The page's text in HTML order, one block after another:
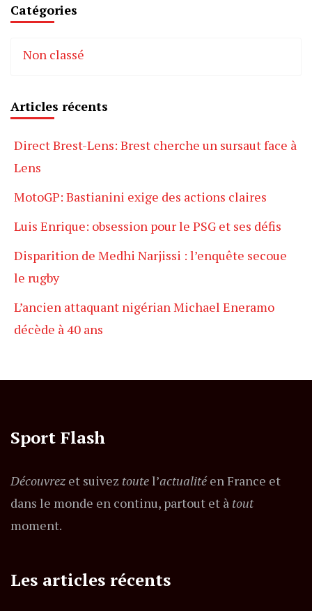
Catégories
Non classé
Articles récents
Direct Brest-Lens: Brest cherche un sursaut face à
Lens
MotoGP: Bastianini exige des actions claires
Luis Enrique: obsession pour le PSG et ses défis
Disparition de Medhi Narjissi : l’enquête secoue
le rugby
L’ancien attaquant nigérian Michael Eneramo
décède à 40 ans
Sport Flash
Découvrez et suivez toutel’actualitéen France et
dans le monde en continu, partout et à tout
moment.
Les articles récents